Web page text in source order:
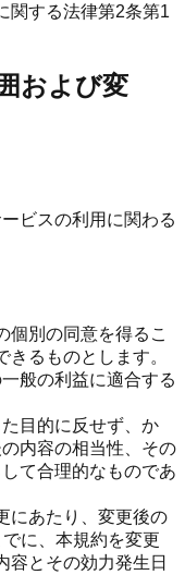
関する法律第2条第1
および変
ビスの利用に関わる
個別の同意を得るこ
るものとします。
般の利益に適合する
目的に反せず、か
内容の相当性、その
て合理的なものであ
にあたり、変更後の
に、本規約を変更
容とその効力発生日